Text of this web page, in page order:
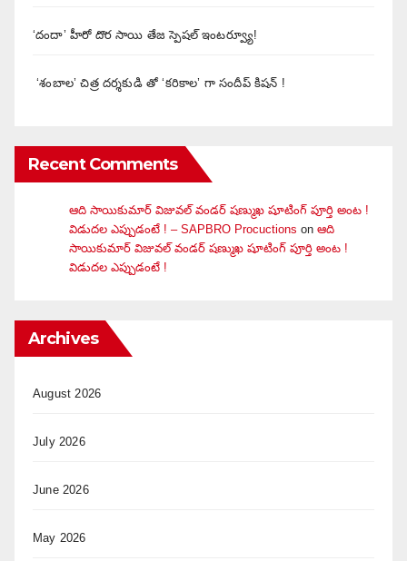
‘దందా’ హీరో దొర సాయి తేజ స్పెషల్ ఇంటర్వ్యూ!
‘శంబాల’ చిత్ర దర్శకుడి తో ‘కరికాల’ గా సందీప్ కిషన్ !
Recent Comments
ఆది సాయికుమార్ విజువ‌ల్ వండ‌ర్ ష‌ణ్ముఖ షూటింగ్ పూర్తి అంట !
విడుదల ఎప్పుడంటే ! – SAPBRO Procuctions on ఆది
సాయికుమార్ విజువ‌ల్ వండ‌ర్ ష‌ణ్ముఖ షూటింగ్ పూర్తి అంట !
విడుదల ఎప్పుడంటే !
Archives
August 2026
July 2026
June 2026
May 2026